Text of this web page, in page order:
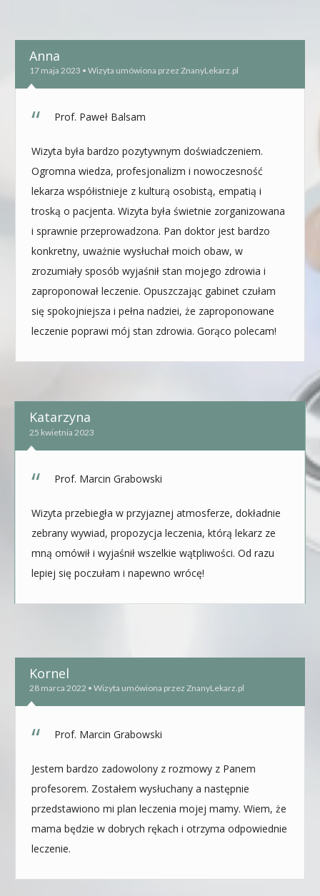
Anna
17 maja 2023 • Wizyta umówiona przez ZnanyLekarz.pl
Prof. Paweł Balsam
Wizyta była bardzo pozytywnym doświadczeniem.
Ogromna wiedza, profesjonalizm i nowoczesność
lekarza współistnieje z kulturą osobistą, empatią i
troską o pacjenta. Wizyta była świetnie zorganizowana
i sprawnie przeprowadzona. Pan doktor jest bardzo
konkretny, uważnie wysłuchał moich obaw, w
zrozumiały sposób wyjaśnił stan mojego zdrowia i
zaproponował leczenie. Opuszczając gabinet czułam
się spokojniejsza i pełna nadziei, że zaproponowane
leczenie poprawi mój stan zdrowia. Gorąco polecam!
Katarzyna
25 kwietnia 2023
Prof. Marcin Grabowski
Wizyta przebiegła w przyjaznej atmosferze, dokładnie
zebrany wywiad, propozycja leczenia, którą lekarz ze
mną omówił i wyjaśnił wszelkie wątpliwości. Od razu
lepiej się poczułam i napewno wrócę!
Kornel
28 marca 2022 • Wizyta umówiona przez ZnanyLekarz.pl
Prof. Marcin Grabowski
Jestem bardzo zadowolony z rozmowy z Panem
profesorem. Zostałem wysłuchany a następnie
przedstawiono mi plan leczenia mojej mamy. Wiem, że
mama będzie w dobrych rękach i otrzyma odpowiednie
leczenie.